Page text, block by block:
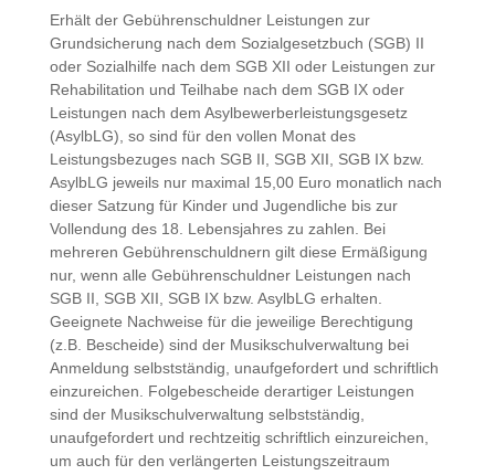
Erhält der Gebührenschuldner Leistungen zur
Grundsicherung nach dem Sozialgesetzbuch (SGB) II
oder Sozialhilfe nach dem SGB XII oder Leistungen zur
Rehabilitation und Teilhabe nach dem SGB IX oder
Leistungen nach dem Asylbewerberleistungsgesetz
(AsylbLG), so sind für den vollen Monat des
Leistungsbezuges nach SGB II, SGB XII, SGB IX bzw.
AsylbLG jeweils nur maximal 15,00 Euro monatlich nach
dieser Satzung für Kinder und Jugendliche bis zur
Vollendung des 18. Lebensjahres zu zahlen. Bei
mehreren Gebührenschuldnern gilt diese Ermäßigung
nur, wenn alle Gebührenschuldner Leistungen nach
SGB II, SGB XII, SGB IX bzw. AsylbLG erhalten.
Geeignete Nachweise für die jeweilige Berechtigung
(z.B. Bescheide) sind der Musikschulverwaltung bei
Anmeldung selbstständig, unaufgefordert und schriftlich
einzureichen. Folgebescheide derartiger Leistungen
sind der Musikschulverwaltung selbstständig,
unaufgefordert und rechtzeitig schriftlich einzureichen,
um auch für den verlängerten Leistungszeitraum